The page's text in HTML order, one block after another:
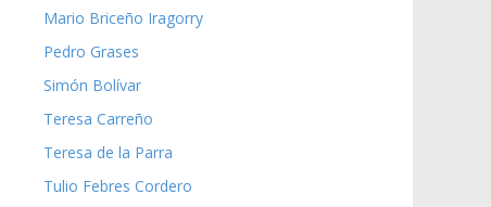
Mario Briceño Iragorry
Pedro Grases
Simón Bolívar
Teresa Carreño
Teresa de la Parra
Tulio Febres Cordero